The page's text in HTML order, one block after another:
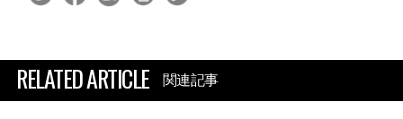
RELATED ARTICLE 関連記事